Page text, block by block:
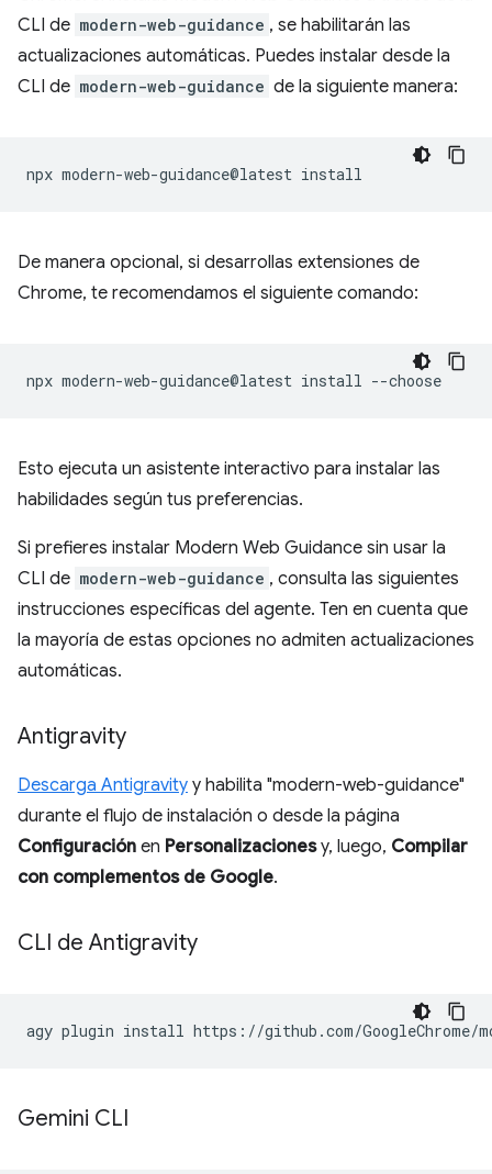
CLI de modern-web-guidance , se habilitarán las
actualizaciones automáticas. Puedes instalar desde la
CLI de modern-web-guidance de la siguiente manera:
npx modern-web-guidance@latest
De manera opcional, si desarrollas extensiones de
Chrome, te recomendamos el siguiente comando:
npx modern-web-guidance@latest install
Esto ejecuta un asistente interactivo para instalar las
habilidades según tus preferencias.
Si prefieres instalar Modern Web Guidance sin usar la
CLI de modern-web-guidance , consulta las siguientes
instrucciones específicas del agente. Ten en cuenta que
la mayoría de estas opciones no admiten actualizaciones
automáticas.
Antigravity
Descarga Antigravity y habilita "modern-web-guidance"
durante el flujo de instalación o desde la página
Configuración en Personalizacionesy, luego, Compilar
con complementos de Google.
CLI de Antigravity
agy plugin install
Gemini CLI